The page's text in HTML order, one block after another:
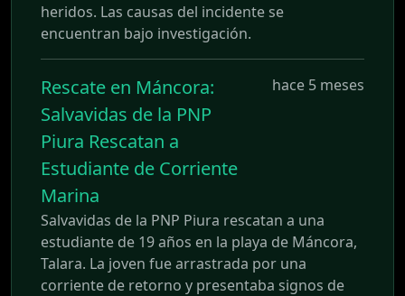
heridos. Las causas del incidente se
encuentran bajo investigación.
Rescate en Máncora:
Salvavidas de la PNP
Piura Rescatan a
Estudiante de Corriente
Marina
hace 5 meses
Salvavidas de la PNP Piura rescatan a una
estudiante de 19 años en la playa de Máncora,
Talara. La joven fue arrastrada por una
corriente de retorno y presentaba signos de